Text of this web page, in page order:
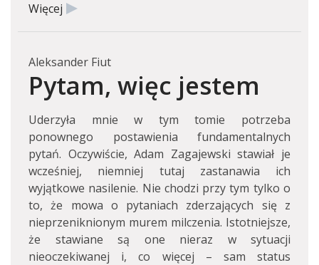
Więcej
Aleksander Fiut
Pytam, więc jestem
Uderzyła mnie w tym tomie potrzeba
ponownego postawienia fundamentalnych
pytań. Oczywiście, Adam Zagajewski stawiał je
wcześniej, niemniej tutaj zastanawia ich
wyjątkowe nasilenie. Nie chodzi przy tym tylko o
to, że mowa o pytaniach zderzających się z
nieprzeniknionym murem milczenia. Istotniejsze,
że stawiane są one nieraz w sytuacji
nieoczekiwanej i, co więcej – sam status